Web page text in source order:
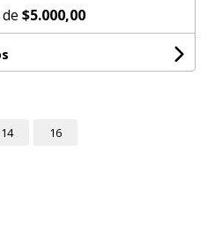
de$5.000,00
14 16